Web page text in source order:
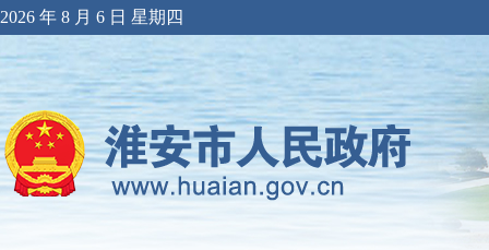
2026 年 8 月 6 日 星期四